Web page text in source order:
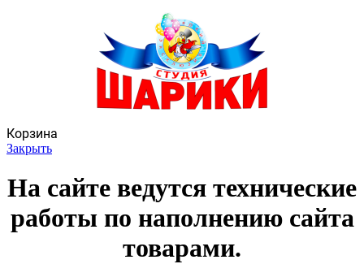
Корзина
Закрыть
На сайте ведутся технические
работы по наполнению сайта
товарами.